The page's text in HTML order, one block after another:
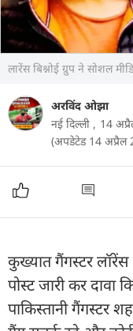
लारेंस बिश्नोई ग्रुप ने सोशल
अरविंद ओझा
नई दिल्ली , 14
(अपडेटेड 14 अप्रैल
कुख्यात गैंगस्टर लॉरेंस
पोस्ट जारी कर
पाकिस्तानी गैंगस्टर